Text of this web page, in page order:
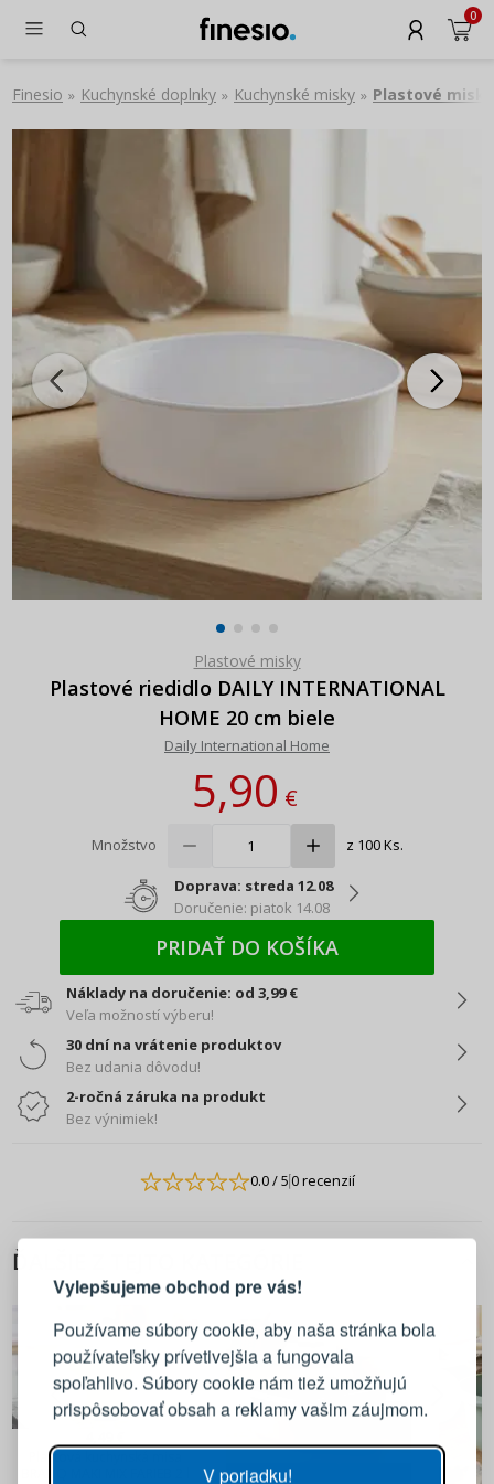
Vylepšujeme obchod pre vás!
Používame súbory cookie, aby naša stránka bola
používateľsky prívetivejšia a fungovala
spoľahlivo. Súbory cookie nám tiež umožňujú
prispôsobovať obsah a reklamy vašim záujmom.
V poriadku!
0
Finesio » Kuchynské doplnky » Kuchynské misky » Plastové misky
Plastové misky
Plastové riedidlo DAILY INTERNATIONAL
HOME 20 cm biele
Daily International Home
5,90€
Množstvo z 100 Ks.
Doprava: streda 12.08
Doručenie: piatok 14.08
PRIDAŤ DO KOŠÍKA
Náklady na doručenie: od 3,99 €
Veľa možností výberu!
30 dní na vrátenie produktov
Bez udania dôvodu!
2-ročná záruka na produkt
Bez výnimiek!
0.0/ 50 recenzií
ĎALŠIE Z TEJTO KATEGÓRIE
Plastová kuchynská misa
Prihláste sa k svojmu účtu